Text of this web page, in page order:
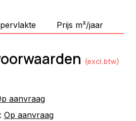
Prijs m²/jaar
(excl.btw)
aanvraag
Op aanvraag